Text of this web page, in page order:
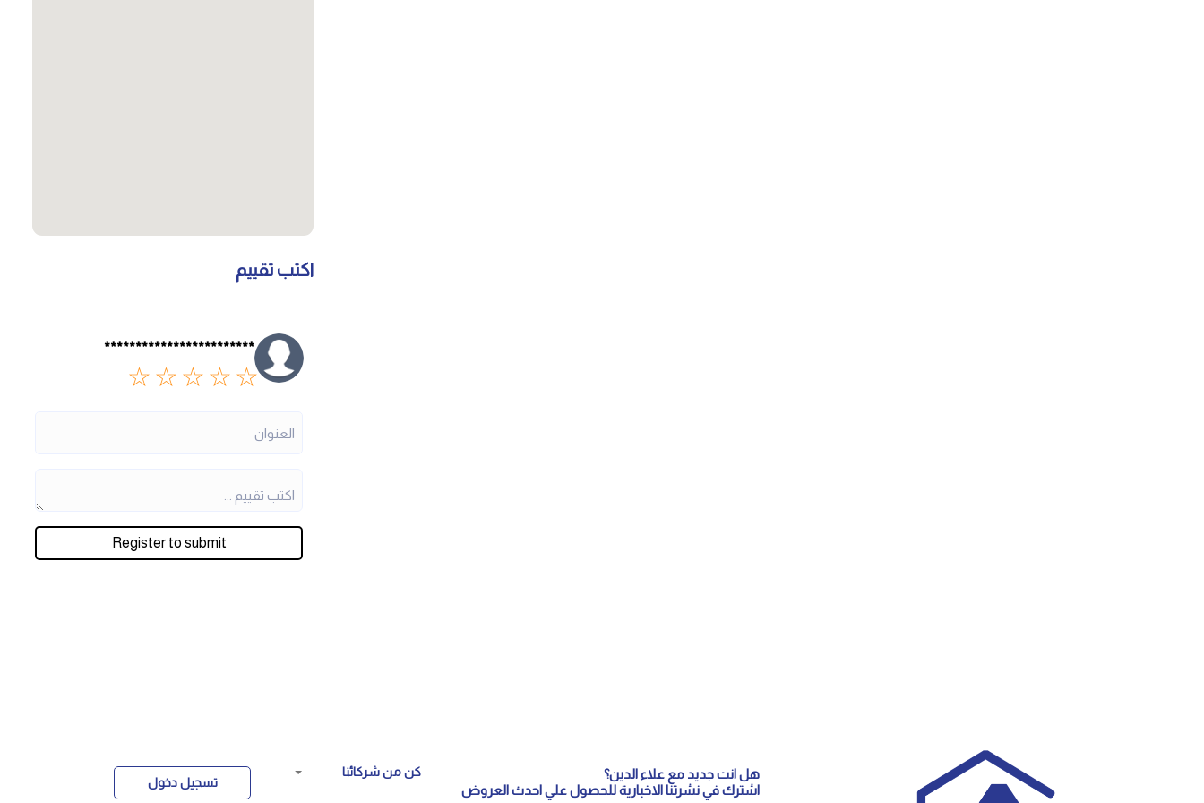
اكتب تقييم
************************
☆ ☆ ☆ ☆ ☆
Register to submit
هل انت جديد مع علاء الدين؟
اشترك في نشرتنا الاخبارية للحصول علي احدث العروض
كن من شركائنا
تسجيل دخول